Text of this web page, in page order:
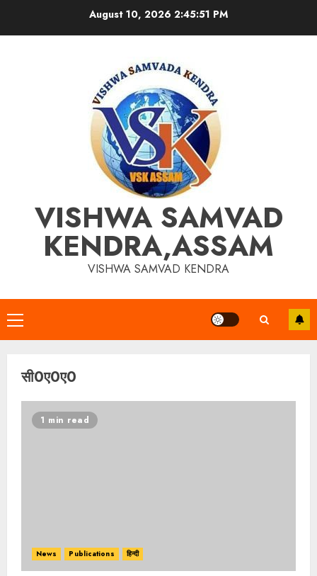
August 10, 2026 2:45:51 PM
VISHWA SAMVAD
KENDRA,ASSAM
VISHWA SAMVAD KENDRA
Primary
Menu
सी0ए0ए0
1 min read
News Publications हिन्दी